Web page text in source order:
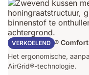
VERKOELEND
Emma AirGrid®
Het ergonomische,
AirGrid®-technologie.